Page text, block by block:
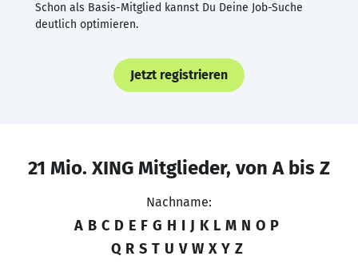
Schon als Basis-Mitglied kannst Du Deine Job-Suche
deutlich optimieren.
Jetzt registrieren
21 Mio. XING Mitglieder, von A bis Z
Nachname:
A B C D E F G H I J K L M N O P
Q R S T U V W X Y Z